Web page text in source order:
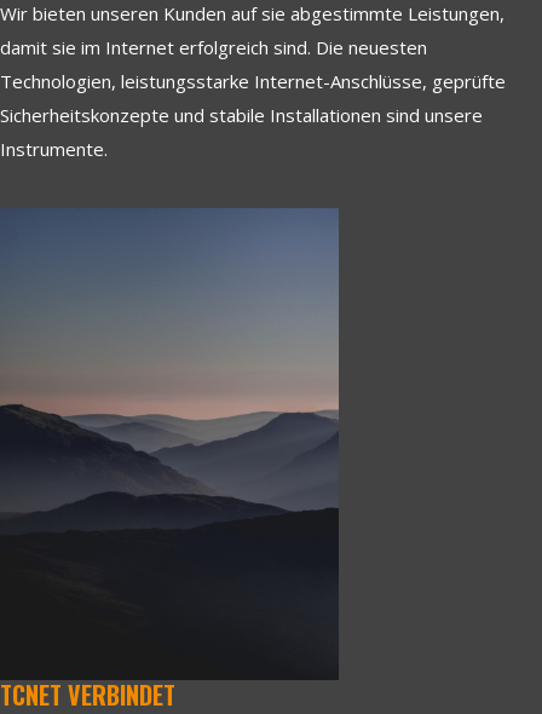
Wir bieten unseren Kunden auf sie abgestimmte Leistungen,
damit sie im Internet erfolgreich sind. Die neuesten
Technologien, leistungsstarke Internet-Anschlüsse, geprüfte
Sicherheitskonzepte und stabile Installationen sind unsere
Instrumente.
TCNET VERBINDET